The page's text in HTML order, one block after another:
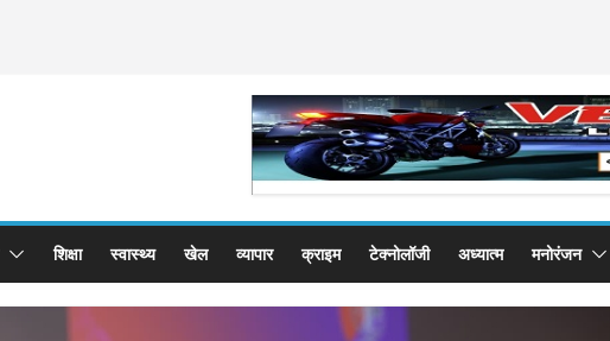
शिक्षा स्वास्थ्य खेल व्यापार क्राइम टेक्नोलॉजी अध्यात्म मनोरंजन